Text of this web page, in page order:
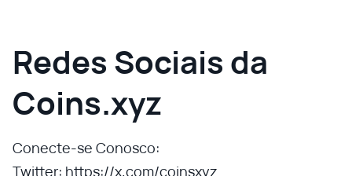
Redes Sociais da
Coins.xyz
Conecte-se Conosco:
Twitter: https://x.com/coinsxyz_